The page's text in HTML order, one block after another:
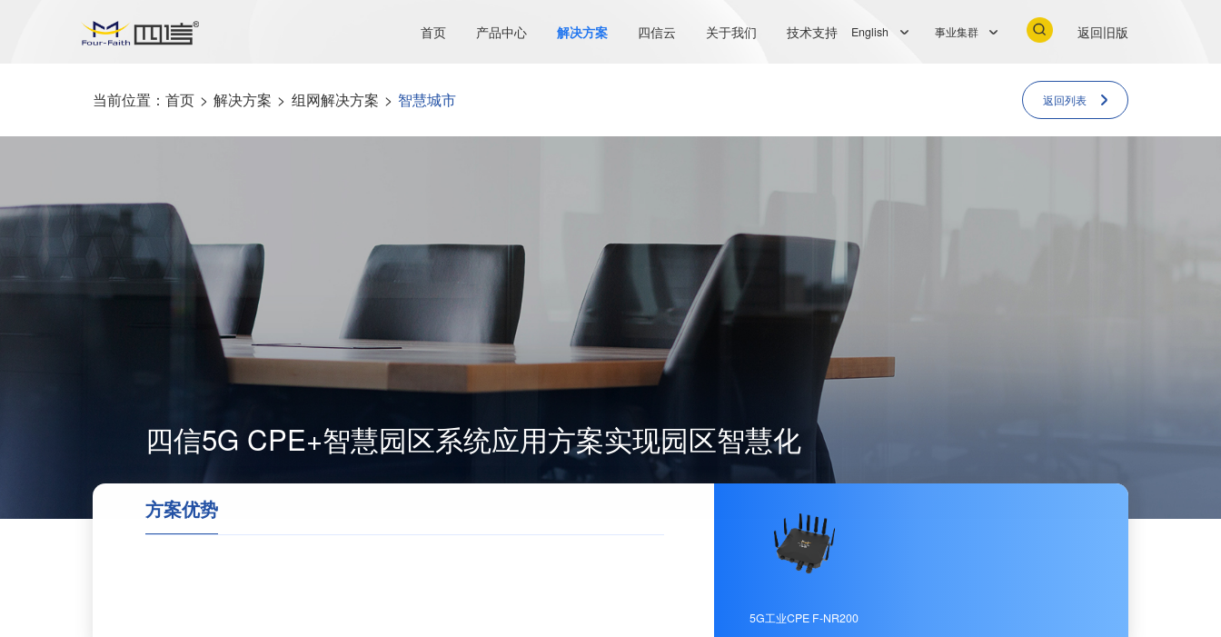
首页 产品中心 解决方案 四信云 关于我们 技术支持 English 事业集群 返回旧版
当前位置： 首页 > 解决方案 > 组网解决方案 > 智慧城市 返回列表
四信5G CPE+智慧园区系统应用方案实现园区智慧化
方案优势
5G工业CPE F-NR200